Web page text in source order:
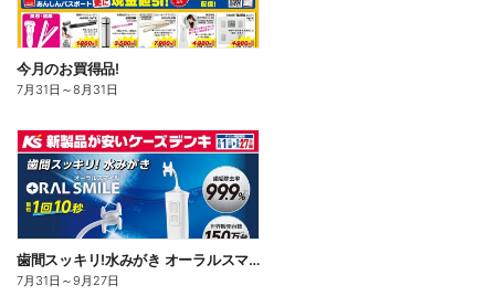
今月のお買得品!
7月31日 ～8月31日
歯間スッキリ!水みがき オーラルスマイル
7月31日 ～9月27日